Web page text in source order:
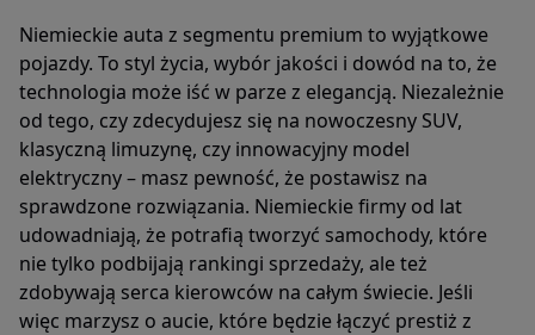
Niemieckie auta z segmentu premium to wyjątkowe
pojazdy. To styl życia, wybór jakości i dowód na to, że
technologia może iść w parze z elegancją. Niezależnie
od tego, czy zdecydujesz się na nowoczesny SUV,
klasyczną limuzynę, czy innowacyjny model
elektryczny – masz pewność, że postawisz na
sprawdzone rozwiązania. Niemieckie firmy od lat
udowadniają, że potrafią tworzyć samochody, które
nie tylko podbijają rankingi sprzedaży, ale też
zdobywają serca kierowców na całym świecie. Jeśli
więc marzysz o aucie, które będzie łączyć prestiż z